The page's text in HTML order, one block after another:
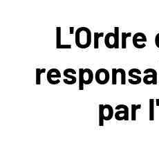
ANNEXE 4
par